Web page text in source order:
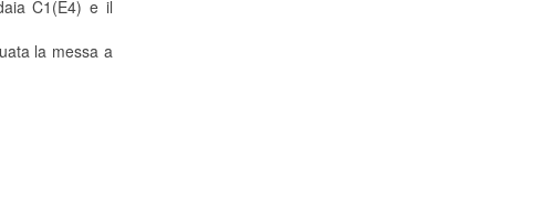
C1(E4) e il
la messa a